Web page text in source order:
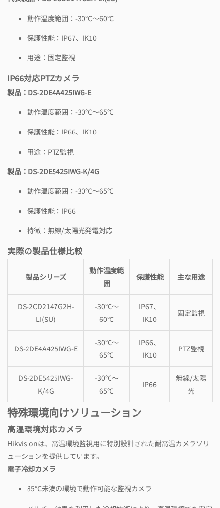
動作温度範囲：-30℃～60℃
保護性能：IP67、IK10
用途：固定監視
IP66対応PTZカメラ
製品：DS-2DE4A425IWG-E
動作温度範囲：-30℃～65℃
保護性能：IP66、IK10
用途：PTZ監視
製品：DS-2DE5425IWG-K/4G
動作温度範囲：-30℃～65℃
保護性能：IP66
特徴：無線/太陽光発電対応
実際の製品仕様比較
製品シリーズ
動作温度範
囲
保護性能 主な用途
DS-2CD2147G2H-
LI(SU)
-30℃～
60℃
IP67、
IK10
固定監視
DS-2DE4A425IWG-E
-30℃～
65℃
IP66、
IK10
PTZ監視
DS-2DE5425IWG-
K/4G
-30℃～
65℃
IP66
無線/太陽
光
特殊環境向けソリューション
高温環境対応カメラ
Hikvisionは、高温環境監視用に特別設計された耐高温カメラソリ
ューションを提供しています。
電子冷却カメラ
85℃未満の環境で動作可能な監視カメラ